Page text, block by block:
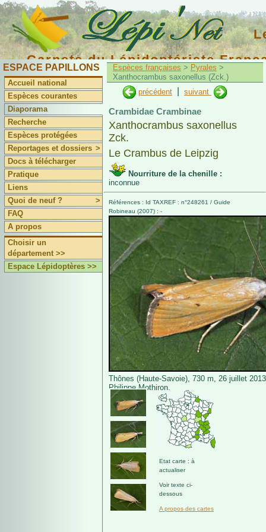
Carnets du Lépidoptériste
ESPACE PAPILLONS
Accueil national
Espèces courantes
Diaporama
Recherche
Espèces protégées
Reportages et dossiers >
Docs à télécharger
Pratique
Liens
Quoi de neuf ?
>
FAQ
A propos
Choisir un
département >>
Espace Lépidoptères >>
Espèces françaises > Pyrales >
Xanthocrambus saxonellus (Zck.)
précédent
suivant
Crambidae Crambinae
Xanthocrambus saxonellus
Zck.
Le Crambus de Leipzig
Nourriture de la chenille :
inconnue
Références : Id TAXREF : n°248261 / Guide
Robineau (2007) : -
Thônes (Haute-Savoie), 730 m, 26 juillet
Philippe Mothiron.
Etat carte : à
actualiser
Voir texte ci-
dessous
A propos des cartes